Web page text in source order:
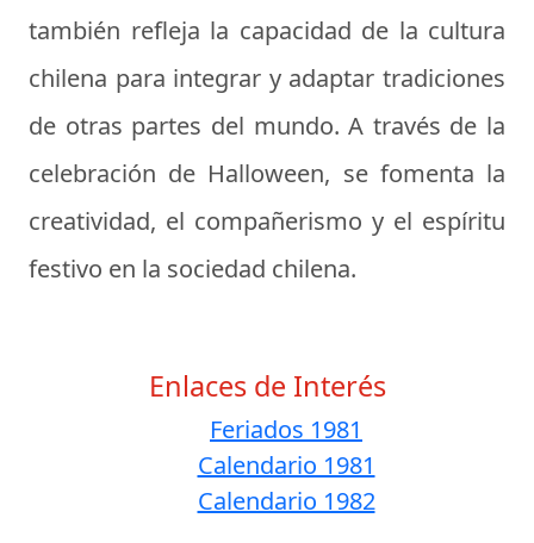
también refleja la capacidad de la cultura
chilena para integrar y adaptar tradiciones
de otras partes del mundo. A través de la
celebración de Halloween, se fomenta la
creatividad, el compañerismo y el espíritu
festivo en la sociedad chilena.
Enlaces de Interés
Feriados 1981
Calendario 1981
Calendario 1982